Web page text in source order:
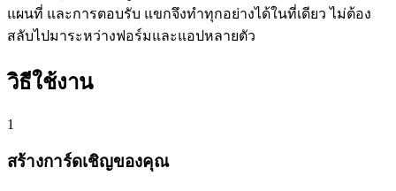
แผนที่ และการตอบรับ แขกจึงทำทุกอย่างได้ในที่เดียว ไม่ต้อง
สลับไปมาระหว่างฟอร์มและแอปหลายตัว
วิธีใช้งาน
1
สร้างการ์ดเชิญของคุณ